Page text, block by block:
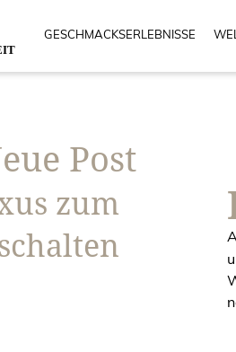
GESCHMACKSERLEBNISSE
Post
zum